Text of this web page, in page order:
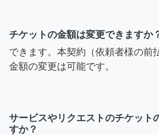
チケットの金額は変更できますか
できます。本契約（依頼者様の前
金額の変更は可能です。
サービスやリクエストのチケット
すか？